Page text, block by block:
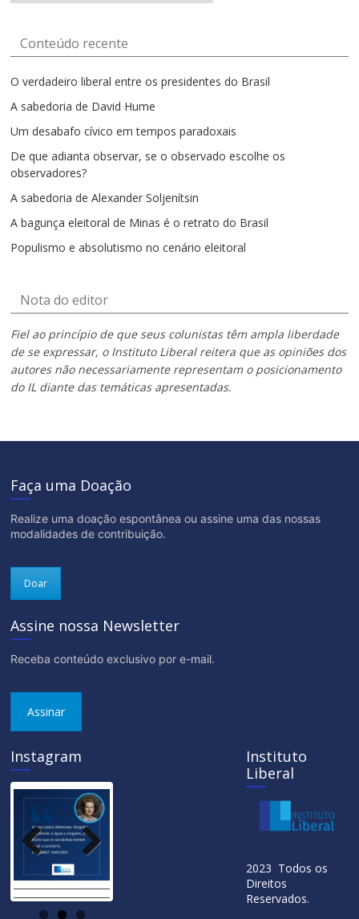
Conteúdo recente
O verdadeiro liberal entre os presidentes do Brasil
A sabedoria de David Hume
Um desabafo cívico em tempos paradoxais
De que adianta observar, se o observado escolhe os
observadores?
A sabedoria de Alexander Soljenítsin
A bagunça eleitoral de Minas é o retrato do Brasil
Populismo e absolutismo no cenário eleitoral
Nota do editor
Fiel ao princípio de que seus colunistas têm ampla liberdade
de se expressar, o Instituto Liberal reitera que as opiniões dos
autores não necessariamente representam o posicionamento
do IL diante das temáticas apresentadas.
Faça uma Doação
Realize uma doação espontânea ou assine uma das nossas
modalidades de contribuição.
Doar
Assine nossa Newsletter
Receba conteúdo exclusivo por e-mail.
Assinar
Instagram
ous
Instituto
Liberal
2023 Todos os
Direitos
Reservados.